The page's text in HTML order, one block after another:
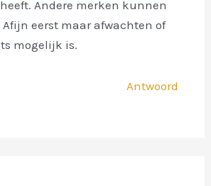
Andere merken kunnen
Afijn eerst maar afwachten of
mogelijk is.
Antwoord